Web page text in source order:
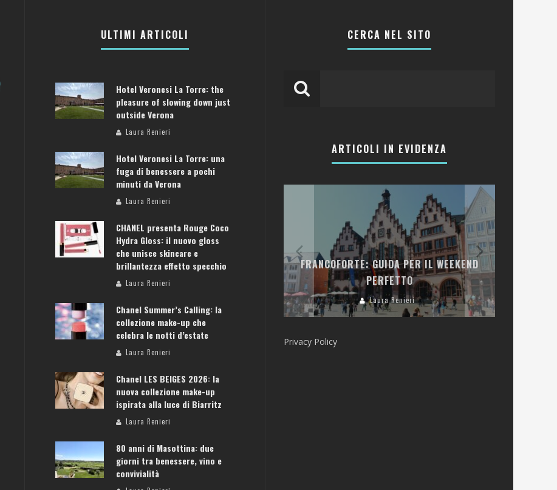
ULTIMI ARTICOLI
Hotel Veronesi La Torre: the
pleasure of slowing down just
outside Verona
Laura Renieri
Hotel Veronesi La Torre: una
fuga di benessere a pochi
minuti da Verona
Laura Renieri
CHANEL presenta Rouge Coco
Hydra Gloss: il nuovo gloss
che unisce skincare e
brillantezza effetto specchio
Laura Renieri
Chanel Summer’s Calling: la
collezione make-up che
celebra le notti d’estate
Laura Renieri
Chanel LES BEIGES 2026: la
nuova collezione make-up
ispirata alla luce di Biarritz
Laura Renieri
80 anni di Masottina: due
giorni tra benessere, vino e
convivialità
CERCA NEL SITO
ARTICOLI IN EVIDENZA
ATENE: GUIDA PER IL WEEKEND PERFETTO
FRANCOFORTE: GUIDA PER IL WEEKEND
PERFETTO
Laura Renieri
Privacy Policy